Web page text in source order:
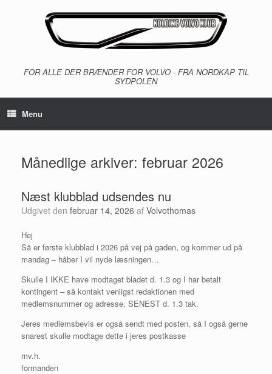
FOR ALLE DER BRÆNDER FOR VOLVO - FRA NORDKAP TIL
SYDPOLEN
Menu
Månedlige arkiver: februar 2026
Næst klubblad udsendes nu
Udgivet den februar 14, 2026 af Volvothomas
Hej
Så er første klubblad i 2026 på vej på gaden, og kommer ud på
mandag – håber I vil nyde læsningen…
Skulle I IKKE have modtaget bladet d. 1.3 og I har betalt
kontingent – så kontakt venligst redaktionen med
medlemsnummer og adresse, SENEST d. 1.3 tak.
Jeres medlemsbevis er også sendt med posten, så I også gerne
snarest skulle modtage dette i jeres postkasse
mv.h.
formanden